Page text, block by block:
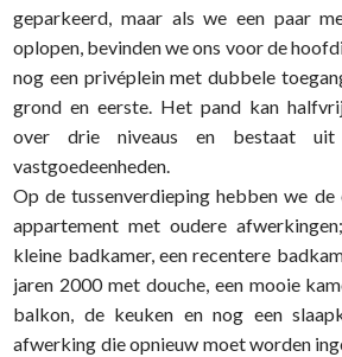
geparkeerd, maar als we een paar
oplopen, bevinden we ons voor de
nog een privéplein met dubbele
grond en eerste. Het pand kan
over drie niveaus en bestaat uit
vastgoedeenheden.
Op de tussenverdieping hebben we de
appartement met oudere
kleine badkamer, een recentere
jaren 2000 met douche, een mooie
balkon, de keuken en nog een
afwerking die opnieuw moet worden